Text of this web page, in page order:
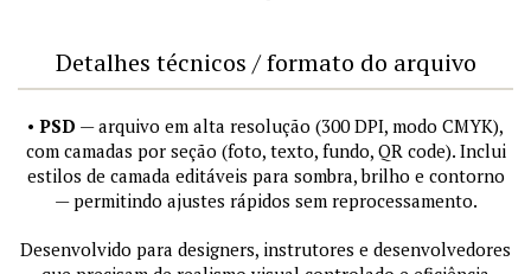
Detalhes técnicos / formato do arquivo
• PSD — arquivo em alta resolução (300 DPI, modo CMYK),
com camadas por seção (foto, texto, fundo, QR code). Inclui
estilos de camada editáveis para sombra, brilho e contorno
— permitindo ajustes rápidos sem reprocessamento.
Desenvolvido para designers, instrutores e desenvolvedores